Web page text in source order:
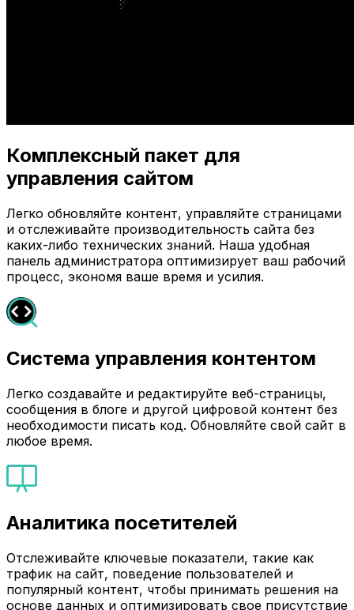
Комплексный пакет для
управления сайтом
Легко обновляйте контент, управляйте страницами
и отслеживайте производительность сайта без
каких-либо технических знаний. Наша удобная
панель администратора оптимизирует ваш рабочий
процесс, экономя ваше время и усилия.
Система управления контентом
Легко создавайте и редактируйте веб-страницы,
сообщения в блоге и другой цифровой контент без
необходимости писать код. Обновляйте свой сайт в
любое время.
Аналитика посетителей
Отслеживайте ключевые показатели, такие как
трафик на сайт, поведение пользователей и
популярный контент, чтобы принимать решения на
основе данных и оптимизировать свое присутствие